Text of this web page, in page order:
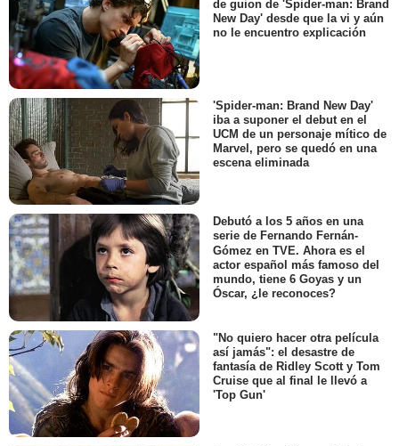
de guion de 'Spider-man: Brand
New Day' desde que la vi y aún
no le encuentro explicación
'Spider-man: Brand New Day'
iba a suponer el debut en el
UCM de un personaje mítico de
Marvel, pero se quedó en una
escena eliminada
Debutó a los 5 años en una
serie de Fernando Fernán-
Gómez en TVE. Ahora es el
actor español más famoso del
mundo, tiene 6 Goyas y un
Óscar, ¿le reconoces?
"No quiero hacer otra película
así jamás": el desastre de
fantasía de Ridley Scott y Tom
Cruise que al final le llevó a
'Top Gun'